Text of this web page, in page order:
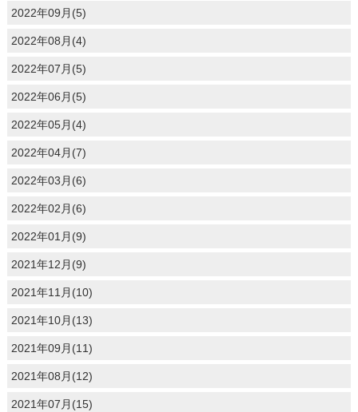
2022年09月(5)
2022年08月(4)
2022年07月(5)
2022年06月(5)
2022年05月(4)
2022年04月(7)
2022年03月(6)
2022年02月(6)
2022年01月(9)
2021年12月(9)
2021年11月(10)
2021年10月(13)
2021年09月(11)
2021年08月(12)
2021年07月(15)